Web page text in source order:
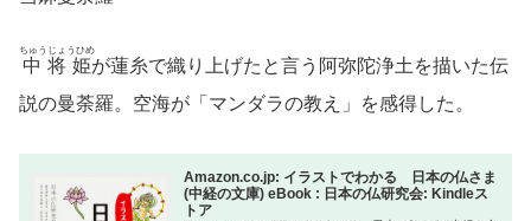
中将姫
ちゅうじょうひめ
が蓮糸で織り上げたと言う阿弥陀浄土を描いた伝
説の曼荼羅。空海が「マンダラの教え」を感得した。
Amazon.co.jp: イラストでわかる 日本の仏さま
(中経の文庫) eBook : 日本の仏研究会: Kindleス
トア